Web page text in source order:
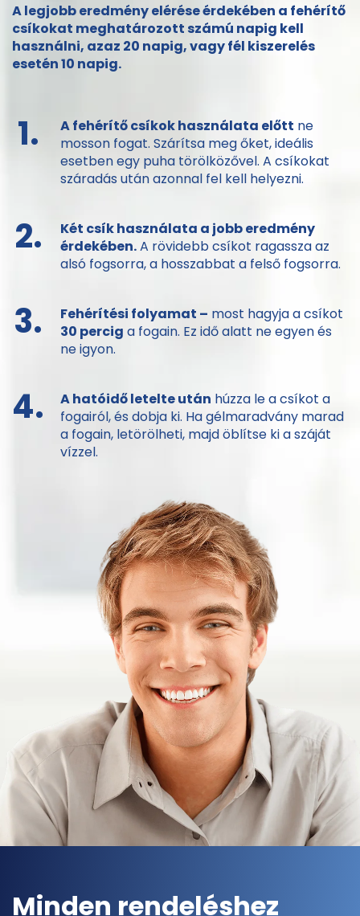
A legjobb eredmény elérése érdekében a fehérítő
csíkokat meghatározott számú napig kell
használni, azaz 20 napig, vagy fél kiszerelés
esetén 10 napig.
1. A fehérítő csíkok használata előtt ne
mosson fogat. Szárítsa meg őket, ideális
esetben egy puha törölközővel. A csíkokat
száradás után azonnal fel kell helyezni.
2.
Két csík használata a jobb eredmény
érdekében.A rövidebb csíkot ragassza az
alsó fogsorra, a hosszabbat a felső fogsorra.
3. Fehérítési folyamat – most hagyja a csíkot
30 percig a fogain. Ez idő alatt ne egyen és
ne igyon.
4. A hatóidő letelte után húzza le a csíkot a
fogairól, és dobja ki. Ha gélmaradvány marad
a fogain, letörölheti, majd öblítse ki a száját
vízzel.
Minden rendeléshez